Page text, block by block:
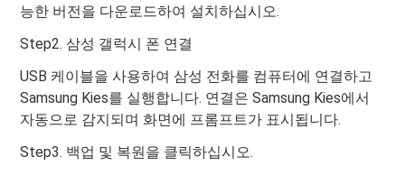
능한 버전을 다운로드하여 설치하십시오.
Step2. 삼성 갤럭시 폰 연결
USB 케이블을 사용하여 삼성 전화를 컴퓨터에 연결하고
Samsung Kies를 실행합니다. 연결은 Samsung Kies에서
자동으로 감지되며 화면에 프롬프트가 표시됩니다.
Step3. 백업 및 복원을 클릭하십시오.